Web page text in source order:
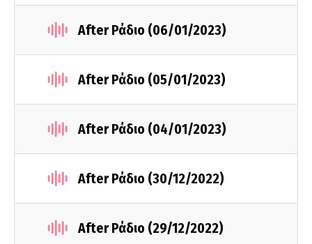
After Ράδιο (06/01/2023)
After Ράδιο (05/01/2023)
After Ράδιο (04/01/2023)
After Ράδιο (30/12/2022)
After Ράδιο (29/12/2022)